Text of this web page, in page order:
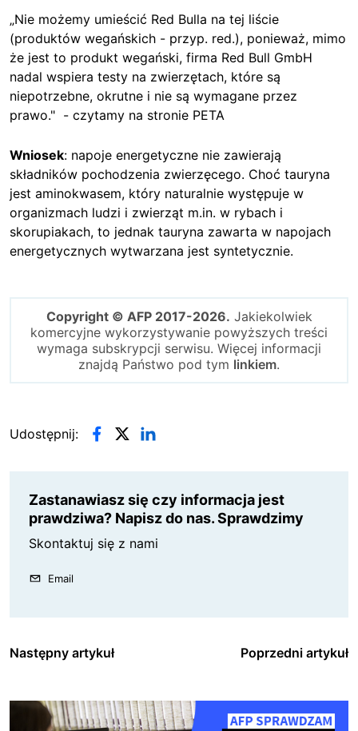
„Nie możemy umieścić Red Bulla na tej liście
(produktów wegańskich - przyp. red.), ponieważ, mimo
że jest to produkt wegański, firma Red Bull GmbH
nadal wspiera testy na zwierzętach, które są
niepotrzebne, okrutne i nie są wymagane przez
prawo." - czytamy na stronie PETA
Wniosek: napoje energetyczne nie zawierają
składników pochodzenia zwierzęcego. Choć tauryna
jest aminokwasem, który naturalnie występuje w
organizmach ludzi i zwierząt m.in. w rybach i
skorupiakach, to jednak tauryna zawarta w napojach
energetycznych wytwarzana jest syntetycznie.
Copyright © AFP 2017-2026. Jakiekolwiek
komercyjne wykorzystywanie powyższych treści
wymaga subskrypcji serwisu. Więcej informacji
znajdą Państwo pod tym linkiem.
Udostępnij:
Zastanawiasz się czy informacja jest
prawdziwa? Napisz do nas. Sprawdzimy
Skontaktuj się z nami
Email
Następny artykuł Poprzedni artykuł